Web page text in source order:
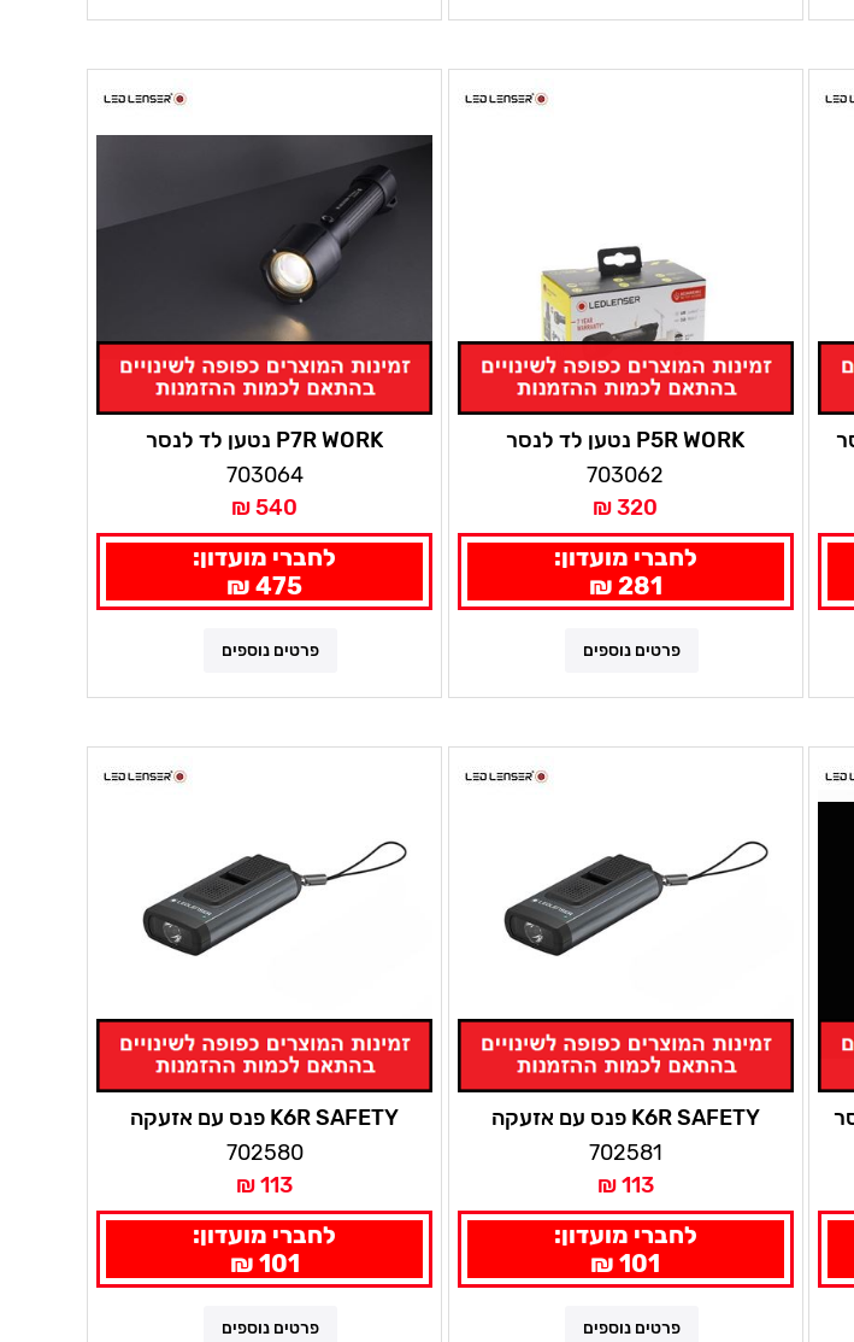
P5R WORK נטען לד לנסר
703062
320 ₪
לחברי מועדון:
281 ₪
פרטים נוספים
P7R WORK נטען לד לנסר
703064
540 ₪
לחברי מועדון:
475 ₪
פרטים נוספים
K6R SAFETY פנס עם אזעקה
למחזיק מפתחות / תיק -זהב לדלנסר
702581
113 ₪
לחברי מועדון:
101 ₪
פרטים נוספים
K6R SAFETY פנס עם אזעקה
למחזיק מפתחות / תיק -שחור
לדלנסר
702580
113 ₪
לחברי מועדון:
101 ₪
פרטים נוספים